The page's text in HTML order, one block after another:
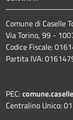
Comune di Caselle
Via Torino, 99 -
Codice Fiscale:
Partita IVA:
PEC:
Centralino Unico: